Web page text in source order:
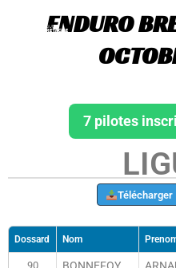
ENDURO
7 pilotes
Télécharger
Dossard Nom
90